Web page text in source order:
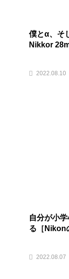
僕とα、そ
Nikkor
2022.08.10
自分が小
る［Nikon
2022.08.07